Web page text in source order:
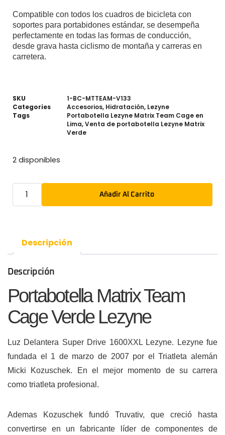
Compatible con todos los cuadros de bicicleta con
soportes para portabidones estándar, se desempeña
perfectamente en todas las formas de conducción,
desde grava hasta ciclismo de montaña y carreras en
carretera.
SKU
1-BC-MTTEAM-V133
Categories
Accesorios, Hidratación, Lezyne
Tags
Portabotella Lezyne Matrix Team Cage en
Lima,Venta de portabotella Lezyne Matrix
Verde
2 disponibles
Añadir Al Carrito
Descripción
Descripción
Portabotella Matrix Team
Cage Verde Lezyne
Luz Delantera Super Drive 1600XXL Lezyne.
Lezyne fue
fundada el 1 de marzo de 2007 por el Triatleta alemán
Micki Kozuschek. En el mejor momento de su carrera
como triatleta profesional.
Ademas Kozuschek fundó Truvativ, que creció hasta
convertirse en un fabricante líder de componentes de